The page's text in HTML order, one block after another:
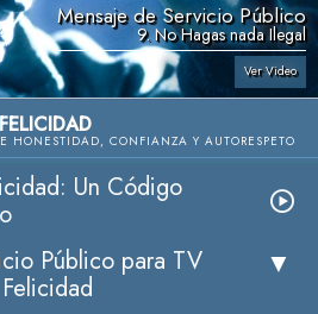
Mensaje de Servicio Público
9. No Hagas nada Ilegal
Ver Video
HONESTIDAD, CONFIANZA Y AUTORESPETO
Un Código
Público para TV